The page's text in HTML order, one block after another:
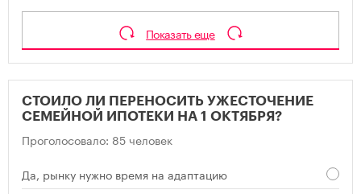
Показать еще
СТОИЛО ЛИ ПЕРЕНОСИТЬ УЖЕСТОЧЕНИЕ
СЕМЕЙНОЙ ИПОТЕКИ НА 1 ОКТЯБРЯ?
Проголосовало: 85 человек
Да, рынку нужно время на адаптацию